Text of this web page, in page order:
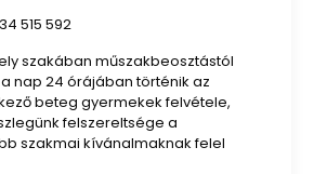
515 592
szakában műszakbeosztástól
nap 24 órájában történik az
beteg gyermekek felvétele,
felszereltsége a
szakmai kívánalmaknak felel